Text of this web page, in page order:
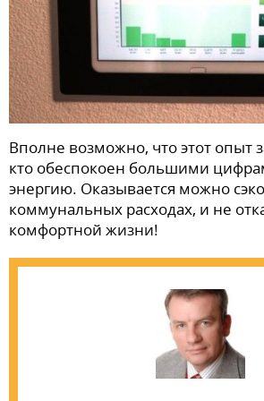
Вполне возможно, что этот опыт
кто обеспокоен большими
энергию. Оказывается можно
коммунальных расходах, и не
комфортной жизни!